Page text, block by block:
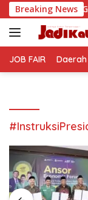
Langsung
ke
konten
Breaking News
Ini Hasil
JOB FAIR Daerah